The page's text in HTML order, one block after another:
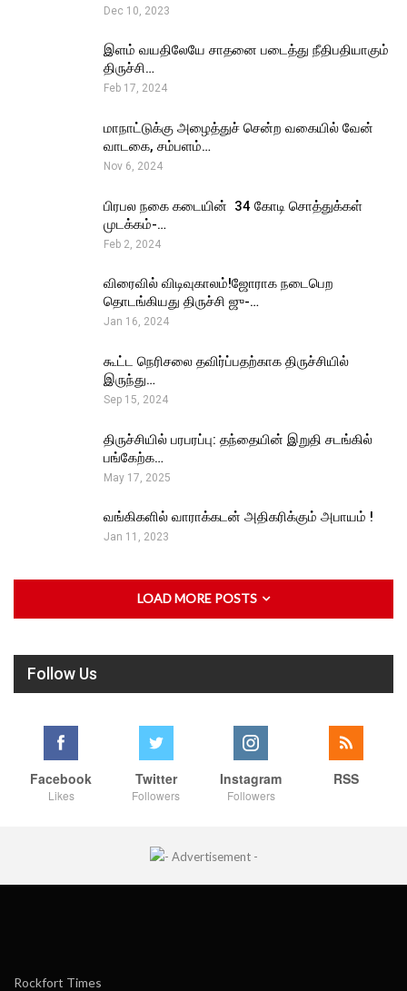
Dec 10, 2023
இளம் வயதிலேயே சாதனை படைத்து நீதிபதியாகும்
திருச்சி…
Feb 17, 2024
மாநாட்டுக்கு அழைத்துச் சென்ற வகையில் வேன்
வாடகை, சம்பளம்…
Nov 6, 2024
பிரபல நகை கடையின் ₹ 34 கோடி சொத்துக்கள்
முடக்கம்-…
Feb 2, 2024
விரைவில் விடிவுகாலம்!ஜோராக நடைபெற
தொடங்கியது திருச்சி ஜு-…
Jan 16, 2024
கூட்ட நெரிசலை தவிர்ப்பதற்காக திருச்சியில்
இருந்து…
Sep 15, 2024
திருச்சியில் பரபரப்பு: தந்தையின் இறுதி சடங்கில்
பங்கேற்க…
May 17, 2025
வங்கிகளில் வாராக்கடன் அதிகரிக்கும் அபாயம் !
Jan 11, 2023
LOAD MORE POSTS
Follow Us
Facebook
Likes
Twitter
Followers
Instagram
Followers
RSS
Rockfort Times